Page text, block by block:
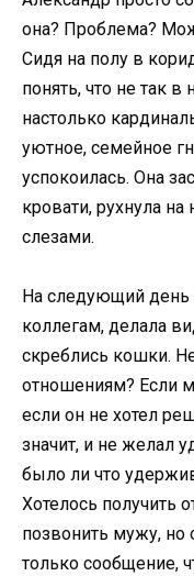
она? Проблема?
Сидя на полу в
понять, что не так
настолько
уютное, семейное
успокоилась. Она
кровати, рухнула
слезами.
На следующий день
коллегам, делала
скреблись кошки.
отношениям? Если
если он не хотел
значит, и не желал
было ли что
Хотелось получить
позвонить мужу, но
только сообщение,